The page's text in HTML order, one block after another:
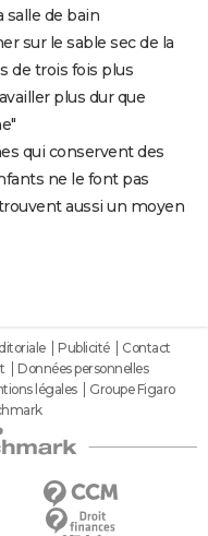
salle de bain
sur le sable sec de la
de trois fois plus
plus dur que
qui conservent des
ne le font pas
aussi un moyen
Publicité
Contact
Données personnelles
légales
Groupe Figaro